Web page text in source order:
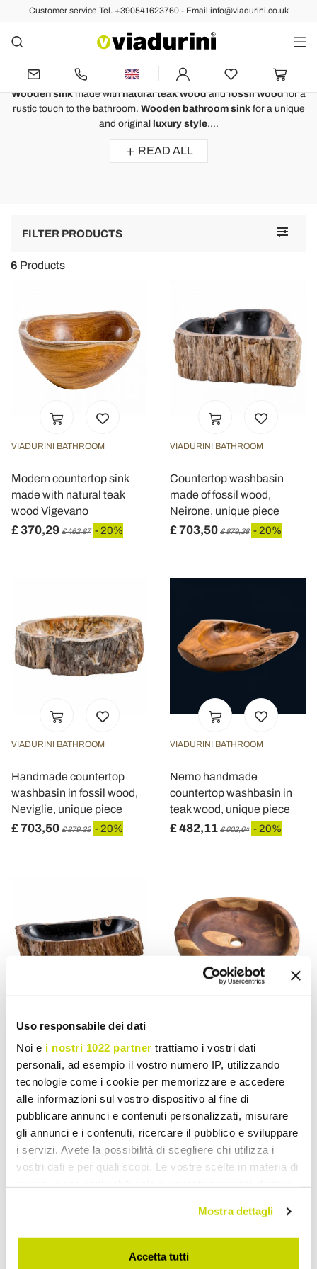
Uso responsabile dei dati
Noi e i nostri 1022 partner trattiamo i vostri dati
personali, ad esempio il vostro numero IP, utilizzando
tecnologie come i cookie per memorizzare e accedere
alle informazioni sul vostro dispositivo al fine di
pubblicare annunci e contenuti personalizzati, misurare
gli annunci e i contenuti, ricercare il pubblico e sviluppare
i servizi. Avete la possibilità di scegliere chi utilizza i
vostri dati e per quali scopi. Le vostre scelte in materia di
modificare o revocare il proprio consenso in qualsiasi
momento dalla Dichiarazione sui cookie o facendo clic
sull'icona di attivazione della privacy.
Mostra dettagli
Accetta tutti
Customer service Tel. +390541623760 - Email info@viadurini.co.uk
Wooden Sink in Solid Wood and
Teak - Made in Italy Design
Wooden sinkmade withnatural teak woodandfossil woodfor a
rustic touch to the bathroom. Wooden bathroom sinkfor a unique
and original
luxury style....
READ ALL
Toggle
FILTER PRODUCTS
6 Products
VIADURINI BATHROOM
Modern countertop sink
made with natural teak
wood Vigevano
£ 370,29 £ 462,87 - 20%
VIADURINI BATHROOM
Countertop washbasin
made of fossil wood,
Neirone, unique piece
£ 703,50 £ 879,38 - 20%
VIADURINI BATHROOM
Handmade countertop
washbasin in fossil wood,
Neviglie, unique piece
£ 703,50 £ 879,38 - 20%
VIADURINI BATHROOM
Nemo handmade
countertop washbasin in
teak wood, unique piece
£ 482,11 £ 602,64 - 20%
VIADURINI BATHROOM
Modern handmade
countertop washbasin
Negrar
£ 703,50
VIADURINI BATHROOM
Zino
£ 347,26